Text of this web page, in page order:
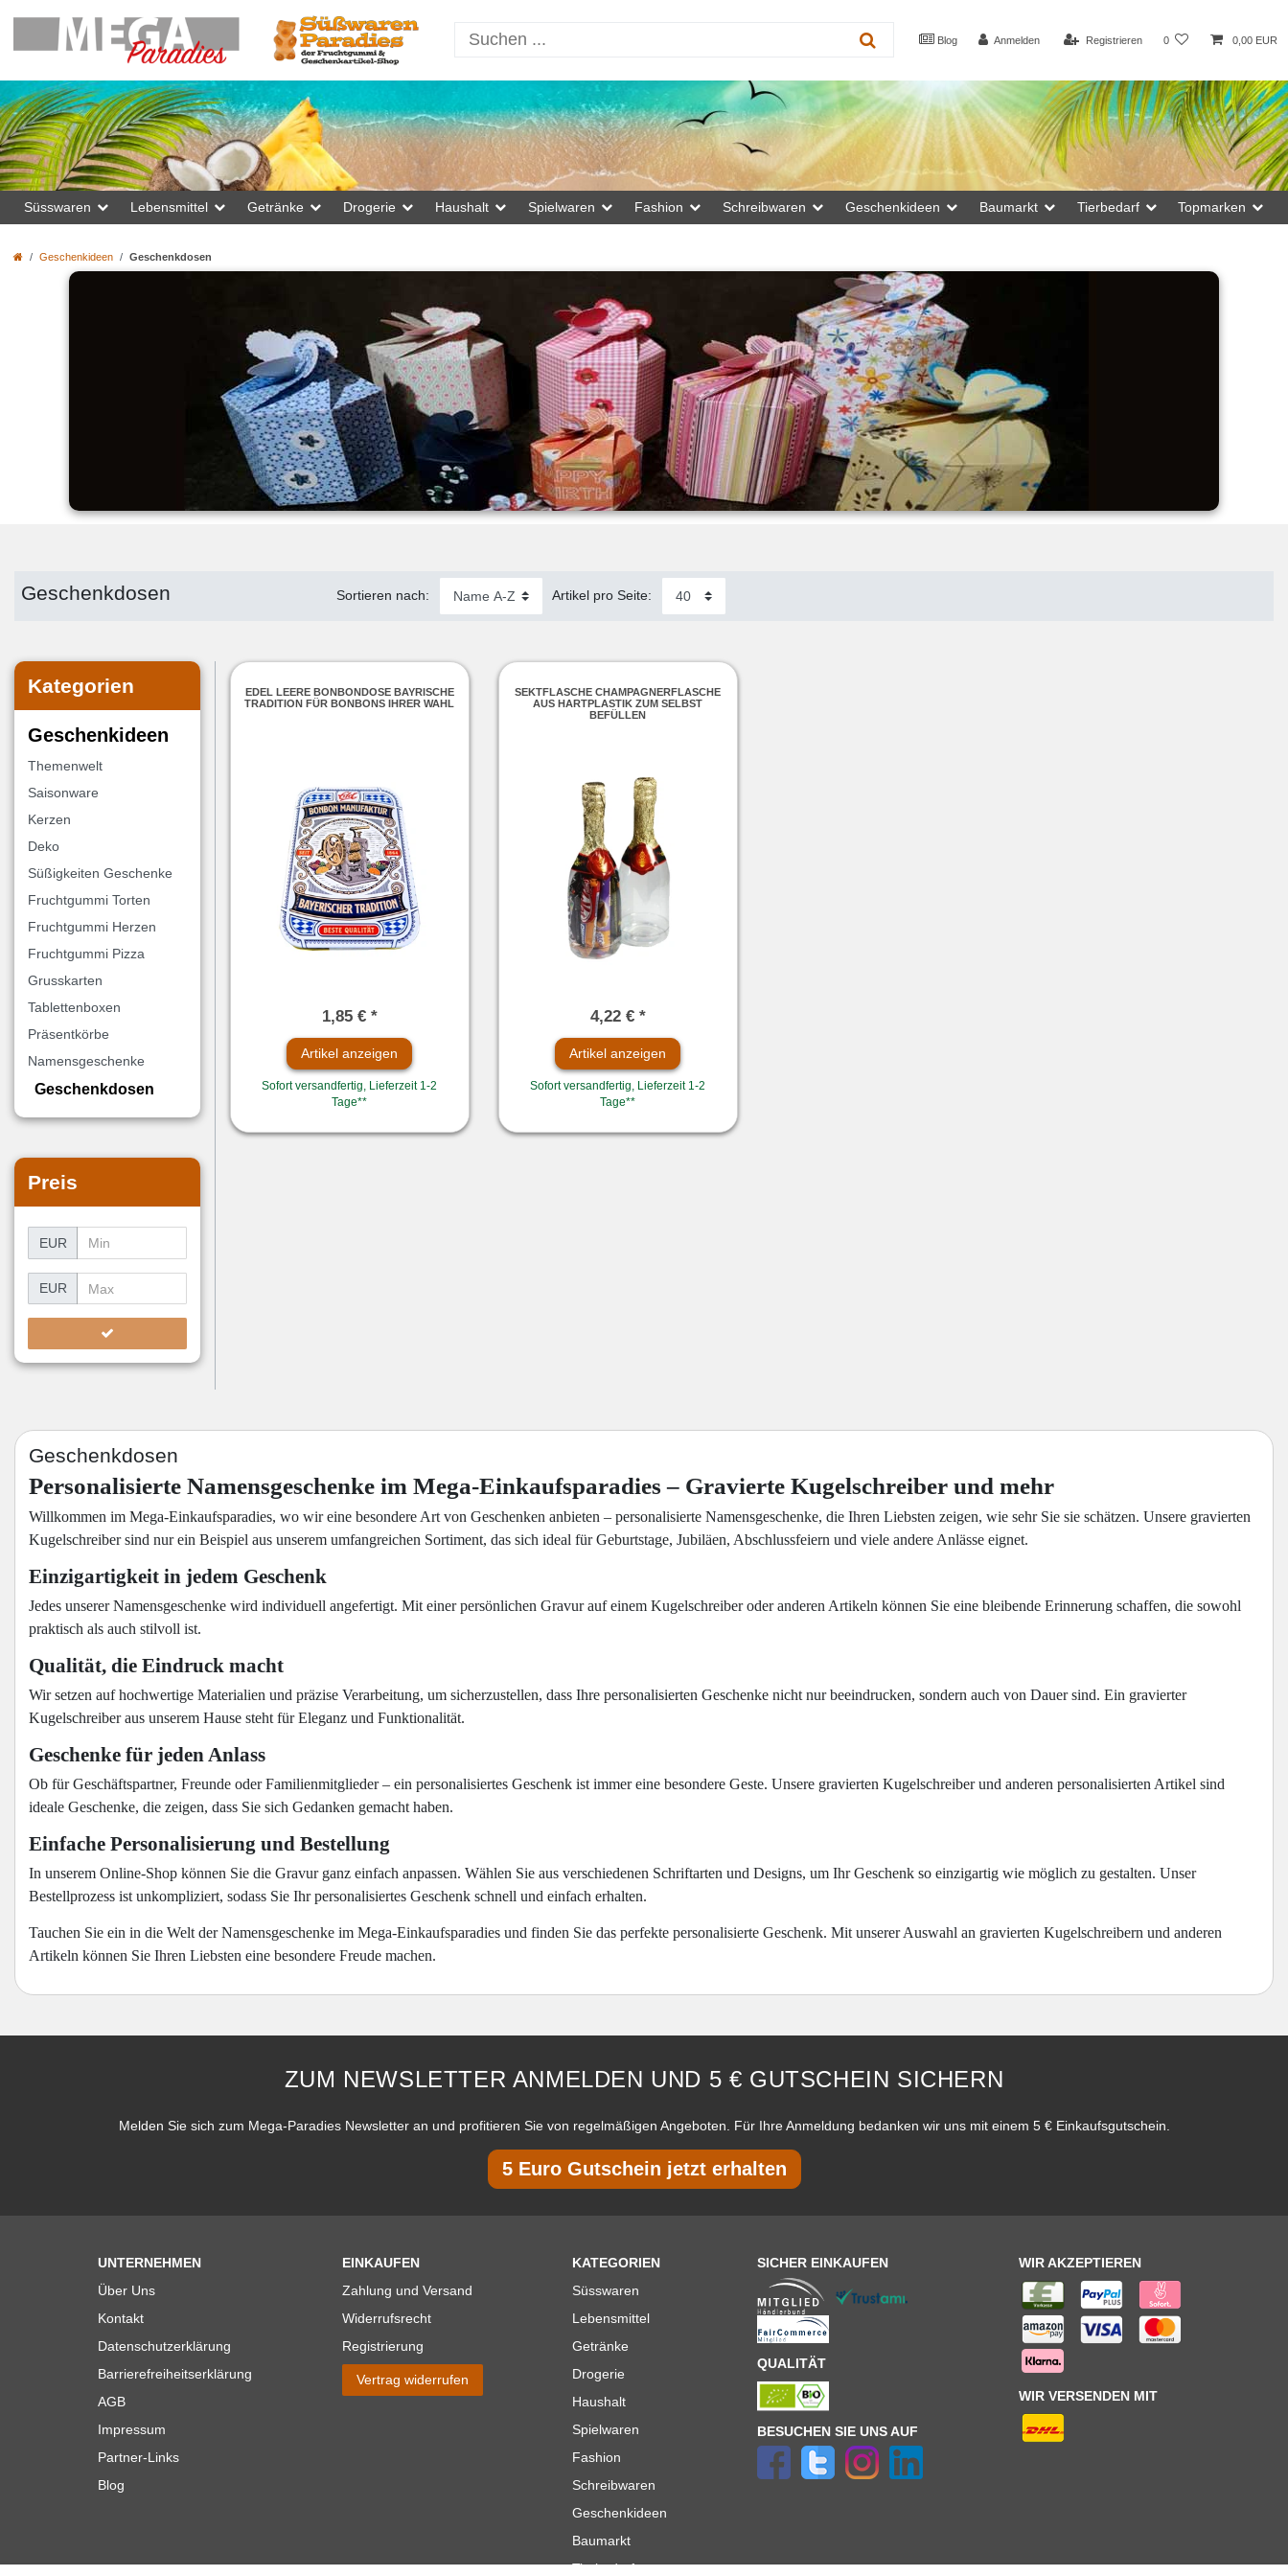
Blog Anmelden Registrieren 0 0,00 EUR
Süsswaren Lebensmittel Getränke Drogerie Haushalt Spielwaren Fashion Schreibwaren Geschenkideen Baumarkt Tierbedarf Topmarken
Geschenkideen Geschenkdosen
Geschenkdosen Sortieren nach: Artikel pro Seite:
Kategorien
Geschenkideen
Themenwelt
Saisonware
Kerzen
Deko
Süßigkeiten Geschenke
Fruchtgummi Torten
Fruchtgummi Herzen
Fruchtgummi Pizza
Grusskarten
Tablettenboxen
Präsentkörbe
Namensgeschenke
Geschenkdosen
Preis
EUR
EUR
EDEL LEERE BONBONDOSE BAYRISCHE
TRADITION FÜR BONBONS IHRER WAHL
1,85 € *
Artikel anzeigen
Sofort versandfertig, Lieferzeit 1-2
Tage**
SEKTFLASCHE CHAMPAGNERFLASCHE
AUS HARTPLASTIK ZUM SELBST
BEFÜLLEN
4,22 € *
Artikel anzeigen
Sofort versandfertig, Lieferzeit 1-2
Tage**
Geschenkdosen
Personalisierte Namensgeschenke im Mega-Einkaufsparadies – Gravierte Kugelschreiber und mehr
Willkommen im Mega-Einkaufsparadies, wo wir eine besondere Art von Geschenken anbieten – personalisierte Namensgeschenke, die Ihren Liebsten zeigen, wie sehr Sie sie schätzen. Unsere gravierten
Kugelschreiber sind nur ein Beispiel aus unserem umfangreichen Sortiment, das sich ideal für Geburtstage, Jubiläen, Abschlussfeiern und viele andere Anlässe eignet.
Einzigartigkeit in jedem Geschenk
Jedes unserer Namensgeschenke wird individuell angefertigt. Mit einer persönlichen Gravur auf einem Kugelschreiber oder anderen Artikeln können Sie eine bleibende Erinnerung schaffen, die sowohl
praktisch als auch stilvoll ist.
Qualität, die Eindruck macht
Wir setzen auf hochwertige Materialien und präzise Verarbeitung, um sicherzustellen, dass Ihre personalisierten Geschenke nicht nur beeindrucken, sondern auch von Dauer sind. Ein gravierter
Kugelschreiber aus unserem Hause steht für Eleganz und Funktionalität.
Geschenke für jeden Anlass
Ob für Geschäftspartner, Freunde oder Familienmitglieder – ein personalisiertes Geschenk ist immer eine besondere Geste. Unsere gravierten Kugelschreiber und anderen personalisierten Artikel sind
ideale Geschenke, die zeigen, dass Sie sich Gedanken gemacht haben.
Einfache Personalisierung und Bestellung
In unserem Online-Shop können Sie die Gravur ganz einfach anpassen. Wählen Sie aus verschiedenen Schriftarten und Designs, um Ihr Geschenk so einzigartig wie möglich zu gestalten. Unser
Bestellprozess ist unkompliziert, sodass Sie Ihr personalisiertes Geschenk schnell und einfach erhalten.
Tauchen Sie ein in die Welt der Namensgeschenke im Mega-Einkaufsparadies und finden Sie das perfekte personalisierte Geschenk. Mit unserer Auswahl an gravierten Kugelschreibern und anderen
Artikeln können Sie Ihren Liebsten eine besondere Freude machen.
ZUM NEWSLETTER ANMELDEN UND 5 € GUTSCHEIN SICHERN
Melden Sie sich zum Mega-Paradies Newsletter an und profitieren Sie von regelmäßigen Angeboten. Für Ihre Anmeldung bedanken wir uns mit einem 5 € Einkaufsgutschein.
5 Euro Gutschein jetzt erhalten
UNTERNEHMEN
Über Uns
Kontakt
Datenschutzerklärung
Barrierefreiheitserklärung
AGB
Impressum
Partner-Links
Blog
EINKAUFEN
Zahlung und Versand
Widerrufsrecht
Registrierung
Vertrag widerrufen
KATEGORIEN
Süsswaren
Lebensmittel
Getränke
Drogerie
Haushalt
Spielwaren
Fashion
Schreibwaren
Geschenkideen
Baumarkt
Tierbedarf
SICHER EINKAUFEN
QUALITÄT
BESUCHEN SIE UNS AUF
WIR AKZEPTIEREN
WIR VERSENDEN MIT